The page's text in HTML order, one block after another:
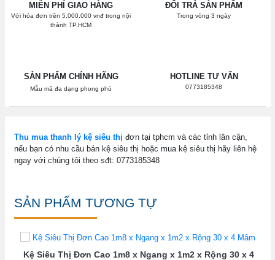
MIỄN PHÍ GIAO HÀNG
Với hóa đơn trên 5.000.000 vnđ trong nội
thành TP.HCM
ĐỔI TRẢ SẢN PHẨM
Trong vòng 3 ngày
SẢN PHẨM CHÍNH HÃNG
Mẫu mã đa dạng phong phú
HOTLINE TƯ VẤN
0773185348
Thu mua thanh lý kệ siêu thị đơn tại tphcm và các tỉnh lân cận,
nếu bạn có nhu cầu bán kệ siêu thị hoặc mua kệ siêu thị hãy liên hệ
ngay với chúng tôi theo sđt: 0773185348
SẢN PHẨM TƯƠNG TỰ
Kệ Siêu Thị Đơn Cao 1m8 x Ngang x 1m2 x Rộng 30 x 4